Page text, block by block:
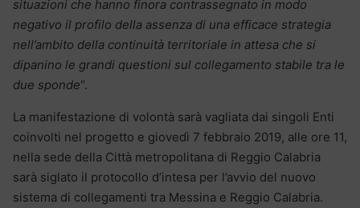
situazioni che hanno finora contrassegnato in modo
negativo il profilo della assenza di una efficace strategia
nell’ambito della continuità territoriale in attesa che si
dipanino le grandi questioni sul collegamento stabile tra le
due sponde“.
La manifestazione di volontà sarà vagliata dai singoli Enti
coinvolti nel progetto e giovedì 7 febbraio 2019, alle ore 11,
nella sede della Città metropolitana di Reggio Calabria
sarà siglato il protocollo d’intesa per l’avvio del nuovo
sistema di collegamenti tra Messina e Reggio Calabria.